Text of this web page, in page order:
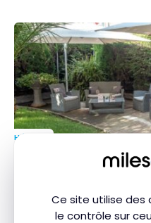
Ce site utilise des
le contrôle sur
Avis : Best Western
Best Western Rewards
HÔTELS
Avis : Best Western
Best Western Rewards